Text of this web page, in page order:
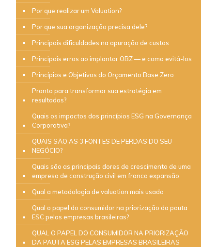
Por que realizar um Valuation?
Por que sua organização precisa dele?
Principais dificuldades na apuração de custos
Principais erros ao implantar OBZ — e como evitá-los
Princípios e Objetivos do Orçamento Base Zero
Pronto para transformar sua estratégia em
resultados?
Quais os impactos dos princípios ESG na Governança
Corporativa?
QUAIS SÃO AS 3 FONTES DE PERDAS DO SEU
NEGÓCIO?
Quais são as principais dores de crescimento de uma
empresa de construção civil em franca expansão
Qual a metodologia de valuation mais usada
Qual o papel do consumidor na priorização da pauta
ESC pelas empresas brasileiras?
QUAL O PAPEL DO CONSUMIDOR NA PRIORIZAÇÃO
DA PAUTA ESG PELAS EMPRESAS BRASILEIRAS